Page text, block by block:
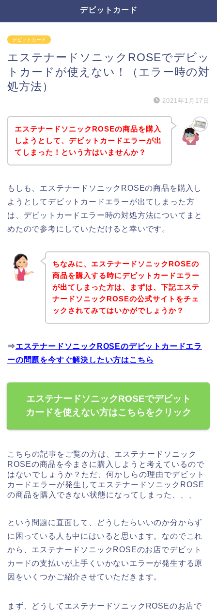
デビットカード
デビットカード
エステナードソニックROSEでデビッ
トカードが使えない！（エラー時の対
処方法）
2021年1月17日
エステナードソニックROSEの商品を購入
しようとして、デビットカードエラーが出
てしまった！という方はいませんか？
もしも、エステナードソニックROSEの商品を購入し
ようとしてデビットカードエラーが出てしまった方
は、デビットカードエラー時の対処方法についてまと
めたので参考にしていただけると幸いです。
ちなみに、エステナードソニックROSEの
商品を購入する時にデビットカードエラー
が出てしまった方は、まずは、下記エステ
ナードソニックROSEの公式サイトをチェ
ックされてみてはいかがでしょうか？
⇒エステナードソニックROSEのデビットカードエラ
ーの問題を今すぐ解決したい方はこちら
エステナードソニックROSEでデビット
カードを使えない方はこちらをクリック
こちらの記事をご覧の方は、エステナードソニック
ROSEの商品を今まさに購入しようと考えているので
はないでしょうか？ただ、何かしらの理由でデビット
カードエラーが発生してエステナードソニックROSE
の商品を購入できない状態になってしまった、、、
という問題に直面して、どうしたらいいのか分からず
に困っている人も中にはいると思います。なのでこれ
から、エステナードソニックROSEのお店でデビット
カードの支払いが上手くいかないエラーが発生する原
因をいくつかご紹介させていただきます。
まず、どうしてエステナードソニックROSEのお店で